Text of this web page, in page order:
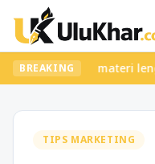
BREAKING
dan materi lengkap
TIPS MARKETING